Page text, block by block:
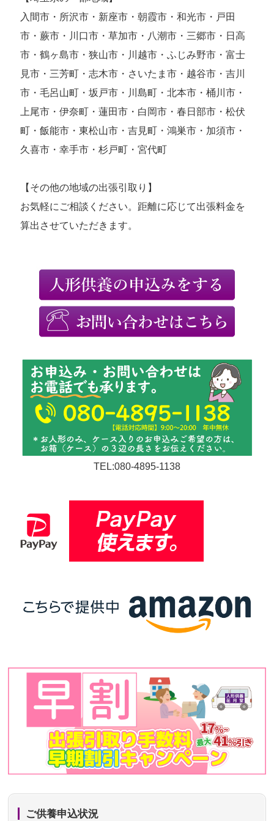
入間市・所沢市・新座市・朝霞市・和光市・戸田
市・蕨市・川口市・草加市・八潮市・三郷市・日高
市・鶴ヶ島市・狭山市・川越市・ふじみ野市・富士
見市・三芳町・志木市・さいたま市・越谷市・吉川
市・毛呂山町・坂戸市・川島町・北本市・桶川市・
上尾市・伊奈町・蓮田市・白岡市・春日部市・松伏
町・飯能市・東松山市・吉見町・鴻巣市・加須市・
久喜市・幸手市・杉戸町・宮代町
【その他の地域の出張引取り】
お気軽にご相談ください。距離に応じて出張料金を
算出させていただきます。
TEL:080-4895-1138
ご供養申込状況